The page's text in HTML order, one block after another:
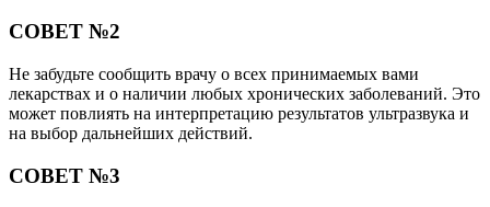
СОВЕТ №2
Не забудьте сообщить врачу о всех принимаемых вами
лекарствах и о наличии любых хронических заболеваний. Это
может повлиять на интерпретацию результатов ультразвука и
на выбор дальнейших действий.
СОВЕТ №3